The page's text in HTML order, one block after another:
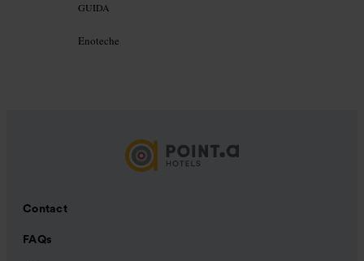
GUIDA
Enoteche
Contact
FAQs